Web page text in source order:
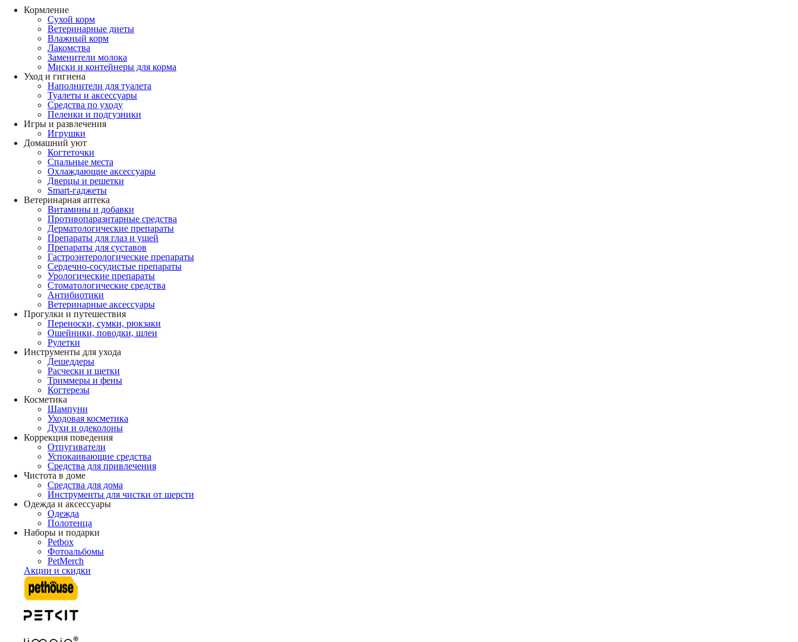
Кормление
Сухой корм
Ветеринарные диеты
Влажный корм
Лакомства
Заменители молока
Миски и контейнеры для корма
Уход и гигиена
Наполнители для туалета
Туалеты и аксессуары
Средства по уходу
Пеленки и подгузники
Игры и развлечения
Игрушки
Домашний уют
Когтеточки
Спальные места
Охлаждающие аксессуары
Дверцы и решетки
Smart-гаджеты
Ветеринарная аптека
Витамины и добавки
Противопаразитарные средства
Дерматологические препараты
Препараты для глаз и ушей
Препараты для суставов
Гастроэнтерологические препараты
Сердечно-сосудистые препараты
Урологические препараты
Стоматологические средства
Антибиотики
Ветеринарные аксессуары
Прогулки и путешествия
Переноски, сумки, рюкзаки
Ошейники, поводки, шлеи
Рулетки
Инструменты для ухода
Дешеддеры
Расчески и щетки
Триммеры и фены
Когтерезы
Косметика
Шампуни
Уходовая косметика
Духи и одеколоны
Коррекция поведения
Отпугиватели
Успокаивающие средства
Средства для привлечения
Чистота в доме
Средства для дома
Инструменты для чистки от шерсти
Одежда и аксессуары
Одежда
Полотенца
Наборы и подарки
Petbox
Фотоальбомы
PetMerch
Акции и скидки